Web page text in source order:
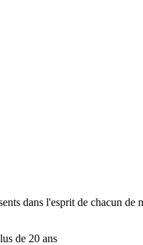
dans l'esprit de chacun de
de 20 ans